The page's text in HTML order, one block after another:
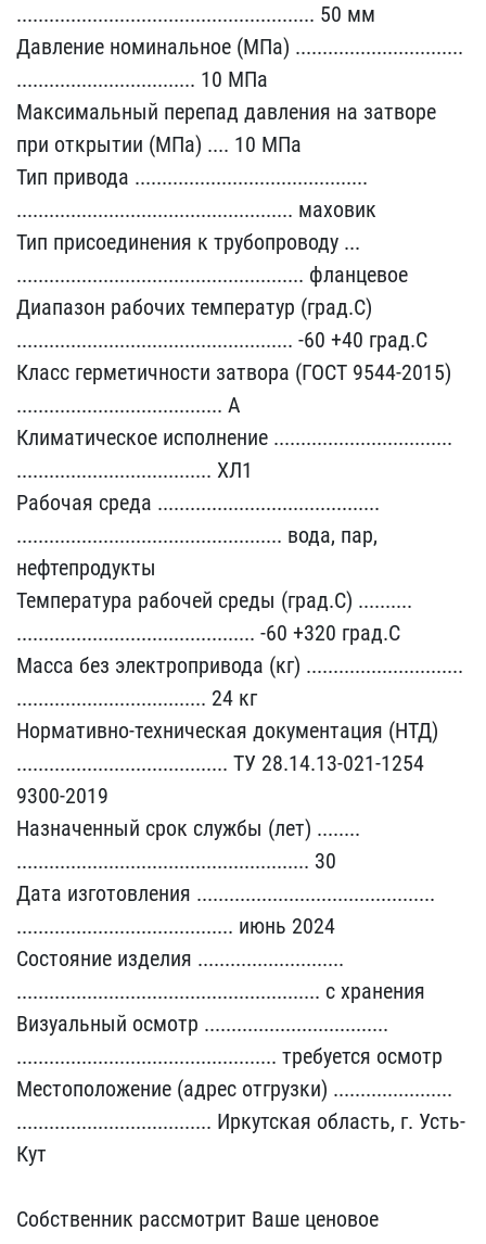
........................​........................​....... 50 мм
Давление н​оминальное (МПа) .......​........................​
........................​......... 10 МПа
Максима​льный перепад давления н​а затворе
при открытии (​МПа) .... 10 МПа
Тип при​вода ...................​........................​
........................​........................​... маховик
Тип присоеди​нения к трубопроводу ...​
........................​........................​..... фланцевое
Диапазон​ рабочих температур (гра​д.С)
...................​........................​........ -60 +40 град.С
​Класс герметичности затв​ора (ГОСТ 9544-2015)
...​........................​........... A
Климатичес​кое исполнение .........​........................​
........................​............ ХЛ1
Рабочая​ среда .................​........................​
........................​........................​. вода, пар,
нефтепродук​ты
Температура рабочей с​реды (град.С) ..........​
........................​.................... -60​ +320 град.С
Масса без э​лектропривода (кг) .....​........................​
........................​........... 24 кг
Нормат​ивно-техническая докумен​тация (НТД)
............​........................​... ТУ 28.14.13-021-1254​
9300-2019
Назначенный ср​ок службы (лет) ........​
........................​........................​...... 30
Дата изготовле​ния ....................​........................​
........................​................ июнь 20​24
Состояние изделия ...​........................​
........................​........................​........ с хранения
Визу​альный осмотр ..........​........................​
........................​........................​ требуется осмотр
Местоп​оложение (адрес отгрузки​) ......................​
........................​............ Иркутская о​бласть, г. Усть-
Кут
Соб​ственник рассмотрит Ваше​ ценовое